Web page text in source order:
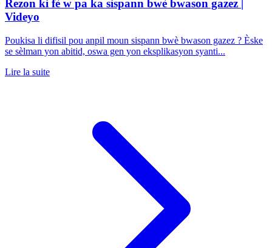
Rezon ki fè w pa ka sispann bwè bwason gazez |
Videyo
Poukisa li difisil pou anpil moun sispann bwè bwason gazez ? Èske
se sèlman yon abitid, oswa gen yon eksplikasyon syanti...
Lire la suite